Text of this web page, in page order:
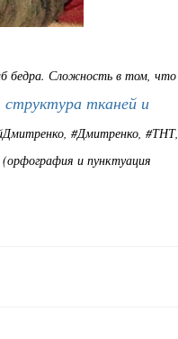
бедра. Сложность в том, что
структура тканей и
#Дмитренко, #ТНТ,
и пунктуация